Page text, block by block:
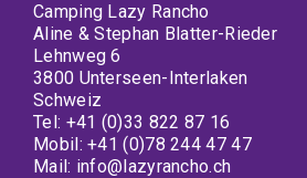
Camping Lazy Rancho
Aline & Stephan Blatter-Rieder
Lehnweg 6
3800 Unterseen-Interlaken
Schweiz
Tel: +41 (0)33 822 87 16
Mobil:+41 (0)78 244 47 47
Mail: info@lazyrancho.ch